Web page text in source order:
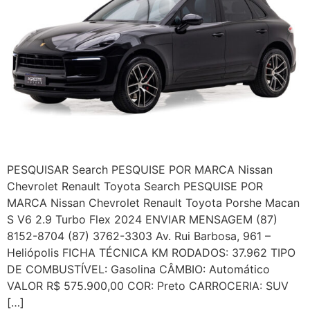
PESQUISAR Search PESQUISE POR MARCA Nissan
Chevrolet Renault Toyota Search PESQUISE POR
MARCA Nissan Chevrolet Renault Toyota Porshe Macan
S V6 2.9 Turbo Flex 2024 ENVIAR MENSAGEM (87)
8152-8704 (87) 3762-3303 Av. Rui Barbosa, 961 –
Heliópolis FICHA TÉCNICA KM RODADOS: 37.962 TIPO
DE COMBUSTÍVEL: Gasolina CÂMBIO: Automático
VALOR R$ 575.900,00 COR: Preto CARROCERIA: SUV
[…]